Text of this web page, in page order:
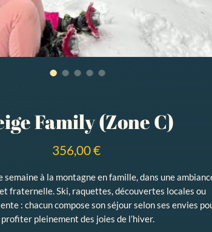
Family (Zone C)
356,00 €Prix
semaine à la montagne en famille, dans une
fraternelle. Ski, raquettes, découvertes locales ou
: chacun compose son séjour selon ses envies
profiter pleinement des joies de l’hiver.